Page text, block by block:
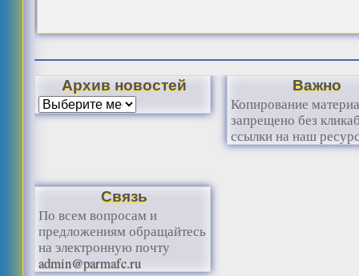
Архив новостей Важно
Копирование
запрещено без
ссылки на наш
Связь
По всем вопросам и
предложениям обращайтесь
на электронную почту
admin@parmafc.ru